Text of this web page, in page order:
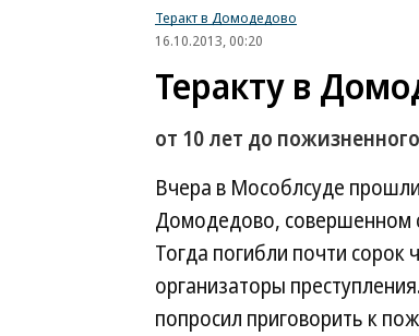
Теракт в Домодедово
16.10.2013, 00:20
Теракту в
от 10 лет до пожизненного
Вчера в Мособлсуде
Домодедово, совершенном
Тогда погибли почти
организаторы
попросил приговорить к